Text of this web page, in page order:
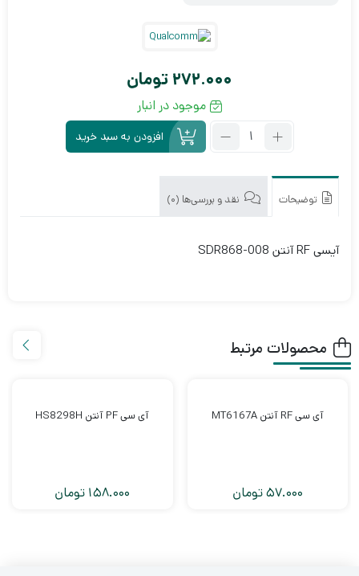
272.000 تومان
موجود در انبار
تعداد:
آنتن
افزودن به سبد خرید
توضیحات نقد و بررسی‌ها (0)
آیسی RF آنتن SDR868-008
محصولات مرتبط
آی سی RF آنتن MT6167A
57.000تومان
آی سی PF آنتن HS8298H
158.000 تومان